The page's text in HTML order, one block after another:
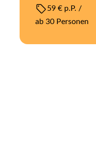
59 € p.P. /
ab 30 Personen